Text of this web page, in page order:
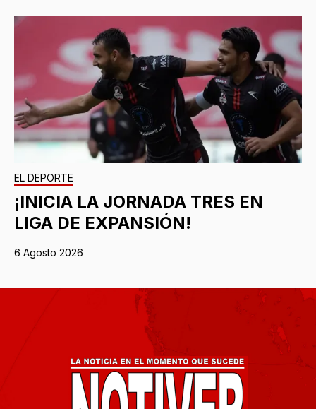
EL DEPORTE
¡INICIA LA JORNADA TRES EN
LIGA DE EXPANSIÓN!
6 Agosto 2026